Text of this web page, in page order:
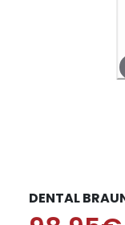
DENTAL